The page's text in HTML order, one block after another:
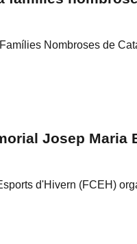
Nombroses de
Josep Maria
d'Hivern (FCEH)